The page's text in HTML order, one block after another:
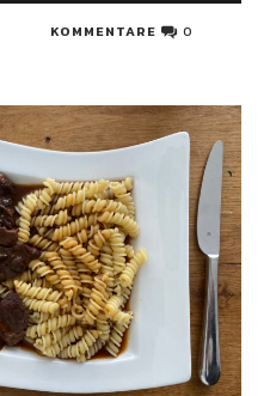
KOMMENTARE 0